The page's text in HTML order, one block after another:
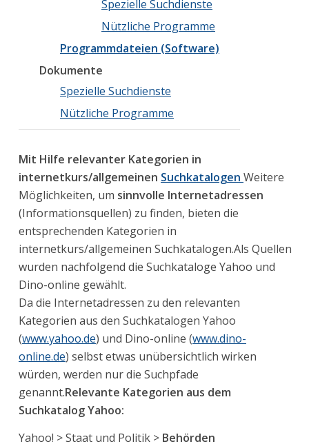
Spezielle Suchdienste
Nützliche Programme
Programmdateien (Software)
Dokumente
Spezielle Suchdienste
Nützliche Programme
Mit Hilfe relevanter Kategorien in
internetkurs/allgemeinen Suchkatalogen Weitere
Möglichkeiten, um sinnvolle Internetadressen
(Informationsquellen) zu finden, bieten die
entsprechenden Kategorien in
internetkurs/allgemeinen Suchkatalogen.Als Quellen
wurden nachfolgend die Suchkataloge Yahoo und
Dino-online gewählt.
Da die Internetadressen zu den relevanten
Kategorien aus den Suchkatalogen Yahoo
(www.yahoo.de) und Dino-online (www.dino-
online.de) selbst etwas unübersichtlich wirken
würden, werden nur die Suchpfade
genannt.Relevante Kategorien aus dem
Suchkatalog Yahoo:
Yahoo! > Staat und Politik > Behörden